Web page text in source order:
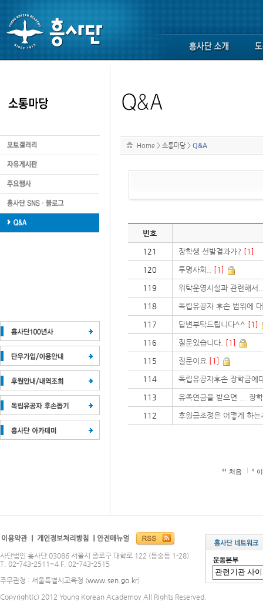
Home > 소통마당 > Q&A
번호
121 장학생 선발결과가? [1]
120 투명사회.. [1]
119 위탁운영시설과 관련해서
118 독립유공자 후손 범위에
117 답변부탁드립니다^^ [1]
116 질문있습니다. [1]
115 질문이요[1]
114 독립유공자후손 장학금에
113 유족연금을 받으면 ... 장
112 후원금조정은 어떻게 하는
처음
사단법인 흥사단 03086 서울시 종로구 대학로 122 (동숭동 1-28)
T. 02-743-2511~4 F. 02-743-2515
주무관청 : 서울특별시교육청 (www.sen.go.kr)
Copyright(c) 2012 Young Korean Academoy All Rights Reserved.